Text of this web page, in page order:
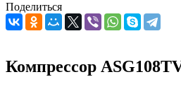
Поделиться
Компрессор